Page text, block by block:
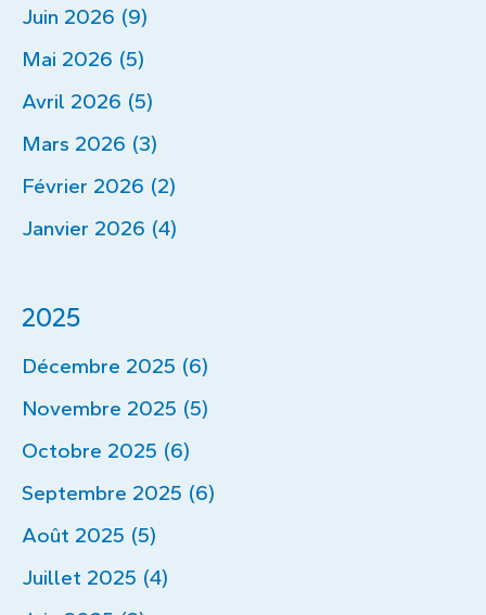
Juin 2026 (9)
Mai 2026 (5)
Avril 2026 (5)
Mars 2026 (3)
Février 2026 (2)
Janvier 2026 (4)
2025
Décembre 2025 (6)
Novembre 2025 (5)
Octobre 2025 (6)
Septembre 2025 (6)
Août 2025 (5)
Juillet 2025 (4)